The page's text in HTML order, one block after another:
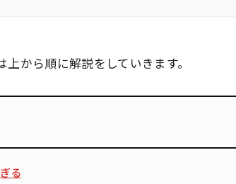
上から順に解説をしていきます。
る